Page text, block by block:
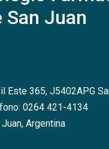
San Juan
Este 365, J5402APG
0264 421-4134
Juan, Argentina